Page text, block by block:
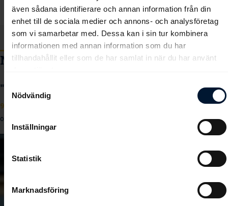
även sådana identifierare och annan information från din
enhet till de sociala medier och annons- och analysföretag
som vi samarbetar med. Dessa kan i sin tur kombinera
informationen med annan information som du har
tillhandahållit eller som de har samlat in när du har använt
Nödvändig
Inställningar
Statistik
Marknadsföring
Nyheter
"Mycket bra segerchans"
9 juli
Det är dags för en av årets största tävlingsdagar på svensk mark
och vi har tagit pulsen på en rad tränare inför vad som komma skall.